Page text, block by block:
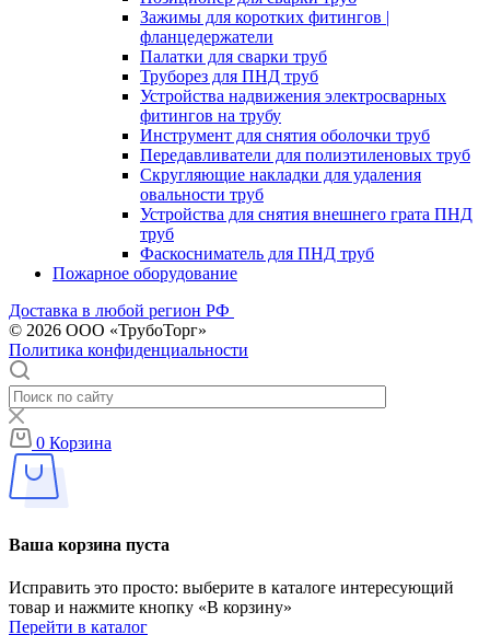
Зажимы для коротких фитингов |
фланцедержатели
Палатки для сварки труб
Труборез для ПНД труб
Устройства надвижения электросварных
фитингов на трубу
Инструмент для снятия оболочки труб
Передавливатели для полиэтиленовых труб
Скругляющие накладки для удаления
овальности труб
Устройства для снятия внешнего грата ПНД
труб
Фаскосниматель для ПНД труб
Пожарное оборудование
Доставка в любой регион РФ
© 2026 ООО «ТрубоТорг»
Политика конфиденциальности
0 Корзина
Ваша корзина пуста
Исправить это просто: выберите в каталоге интересующий
товар и нажмите кнопку «В корзину»
Перейти в каталог